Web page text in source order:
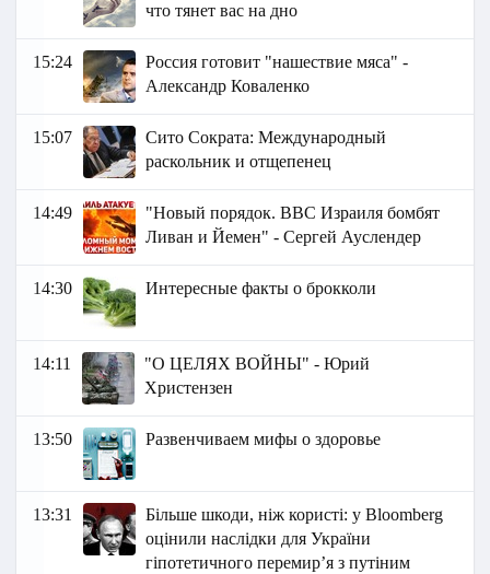
что тянет вас на дно
15:24
Россия готовит "нашествие мяса" -
Александр Коваленко
15:07
Сито Сократа: Международный
раскольник и отщепенец
14:49
"Новый порядок. ВВС Израиля бомбят
Ливан и Йемен" - Сергей Ауслендер
14:30 Интересные факты о брокколи
14:11
"О ЦЕЛЯХ ВОЙНЫ" - Юрий
Христензен
13:50 Развенчиваем мифы о здоровье
13:31
Більше шкоди, ніж користі: у Bloomberg
оцінили наслідки для України
гіпотетичного перемир’я з путіним